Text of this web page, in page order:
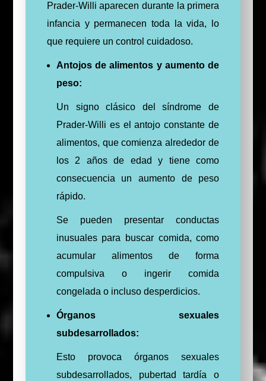
Prader-Willi aparecen durante la primera
infancia y permanecen toda la vida, lo
que requiere un control cuidadoso.
Antojos de alimentos y aumento de
peso:
Un signo clásico del síndrome de
Prader-Willi es el antojo constante de
alimentos, que comienza alrededor de
los 2 años de edad y tiene como
consecuencia un aumento de peso
rápido.
Se pueden presentar conductas
inusuales para buscar comida, como
acumular alimentos de forma
compulsiva o ingerir comida
congelada o incluso desperdicios.
Órganos sexuales
subdesarrollados:
Esto provoca órganos sexuales
subdesarrollados, pubertad tardía o